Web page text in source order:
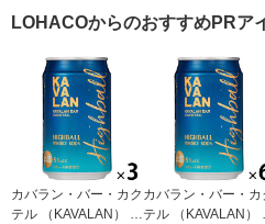
LOHACOからのおすすめPRア
カバラン・バー・カク
テル （KAVALAN） ハ
カバラン・バー・カ
テル （KAVALAN）